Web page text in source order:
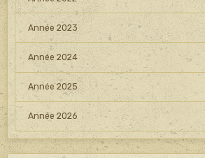
Année 2023
Année 2024
Année 2025
Année 2026